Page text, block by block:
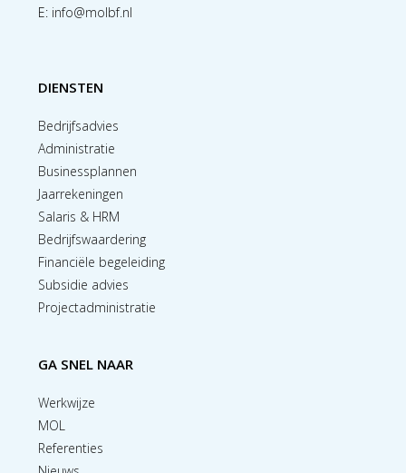
E: info@molbf.nl
DIENSTEN
Bedrijfsadvies
Administratie
Businessplannen
Jaarrekeningen
Salaris & HRM
Bedrijfswaardering
Financiële begeleiding
Subsidie advies
Projectadministratie
GA SNEL NAAR
Werkwijze
MOL
Referenties